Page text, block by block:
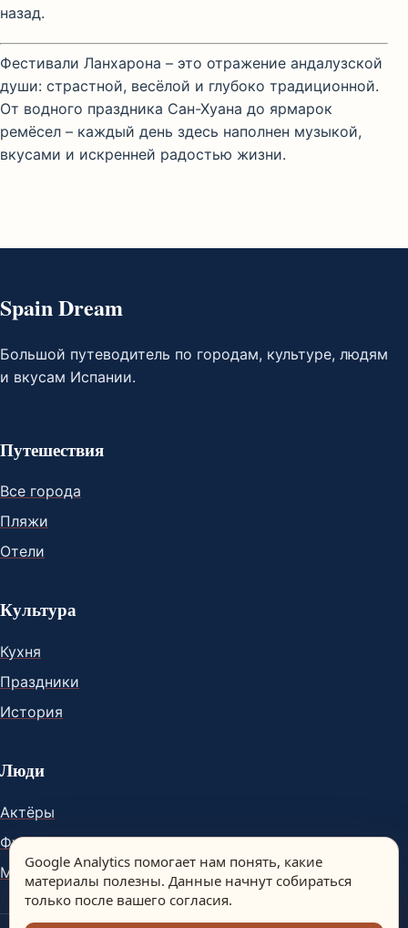
назад.
Фестивали Ланхарона – это отражение андалузской
души: страстной, весёлой и глубоко традиционной.
От водного праздника Сан-Хуана до ярмарок
ремёсел – каждый день здесь наполнен музыкой,
вкусами и искренней радостью жизни.
Spain Dream
Большой путеводитель по городам, культуре, людям
и вкусам Испании.
Путешествия
Все города
Пляжи
Отели
Культура
Кухня
Праздники
История
Люди
Актёры
Футболисты
Музыканты
Google Analytics помогает нам понять, какие
материалы полезны. Данные начнут собираться
только после вашего согласия.